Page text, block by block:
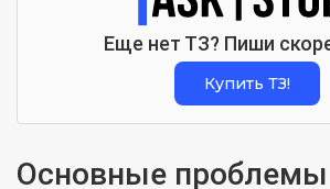
Еще нет ТЗ? Пиши
Купить ТЗ!
Основные